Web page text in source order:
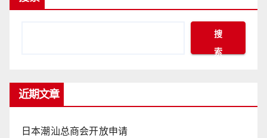
页
搜
索
近期文章
日本潮汕总商会开放申请